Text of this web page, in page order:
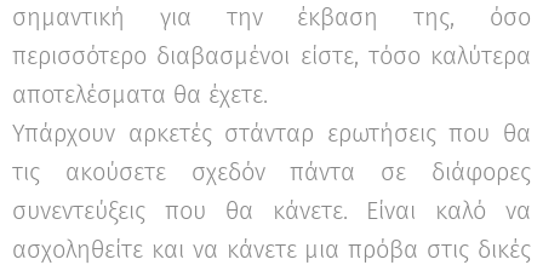
σημαντική για την έκβαση της, όσο
περισσότερο διαβασμένοι είστε, τόσο καλύτερα
αποτελέσματα θα έχετε.
Υπάρχουν αρκετές στάνταρ ερωτήσεις που θα
τις ακούσετε σχεδόν πάντα σε διάφορες
συνεντεύξεις που θα κάνετε. Είναι καλό να
ασχοληθείτε και να κάνετε μια πρόβα στις δικές